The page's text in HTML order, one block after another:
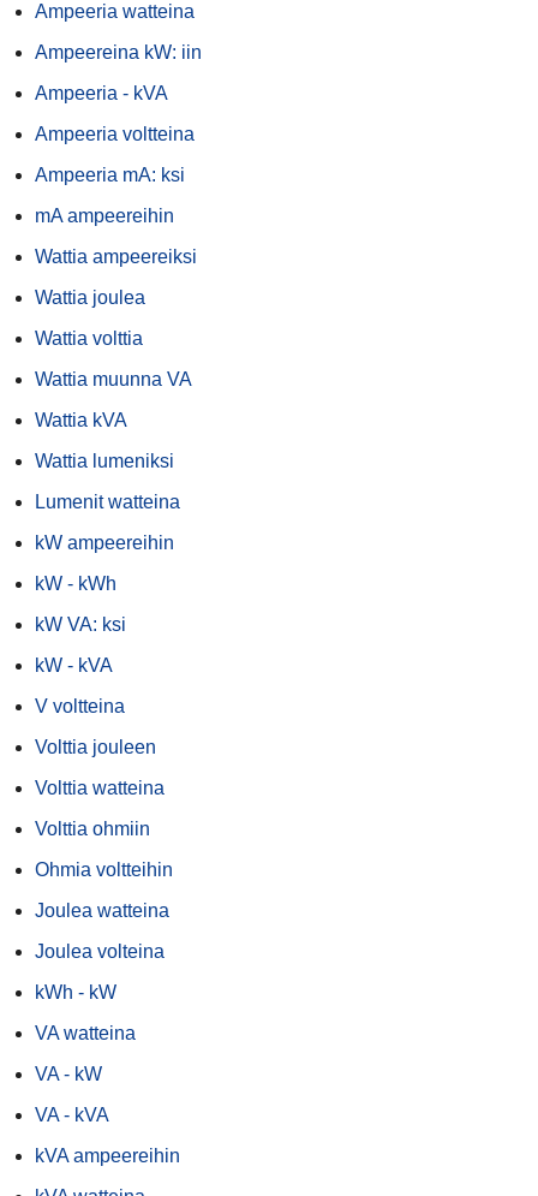
Ampeeria watteina
Ampeereina kW: iin
Ampeeria - kVA
Ampeeria voltteina
Ampeeria mA: ksi
mA ampeereihin
Wattia ampeereiksi
Wattia joulea
Wattia volttia
Wattia muunna VA
Wattia kVA
Wattia lumeniksi
Lumenit watteina
kW ampeereihin
kW - kWh
kW VA: ksi
kW - kVA
V voltteina
Volttia jouleen
Volttia watteina
Volttia ohmiin
Ohmia voltteihin
Joulea watteina
Joulea volteina
kWh - kW
VA watteina
VA - kW
VA - kVA
kVA ampeereihin